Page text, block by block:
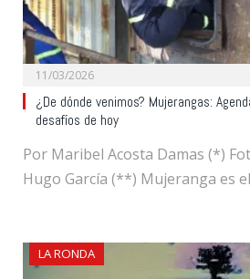
11/03/2026
¿De dónde venimos? Mujerangas:
desafíos de hoy
Por Maribel Acosta Damas (*)
Hugo García (**) Mujeranga es
LA RONDA